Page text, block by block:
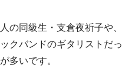
の同級生・支倉夜祈子や、
クバンドのギタリストだっ
多いです。